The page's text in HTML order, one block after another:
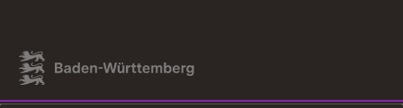
Link zum Landesportal